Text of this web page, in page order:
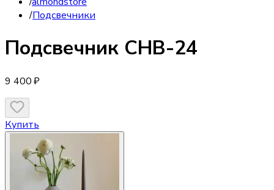
/Подсвечники
Подсвечник CHB-24
9 400 ₽
Купить